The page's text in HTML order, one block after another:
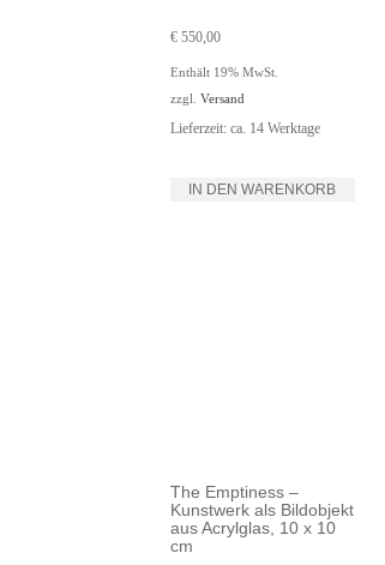
€ 550,00
Enthält 19% MwSt.
zzgl. Versand
Lieferzeit: ca. 14 Werktage
IN DEN WARENKORB
The Emptiness –
Kunstwerk als Bildobjekt
aus Acrylglas, 10 x 10
cm